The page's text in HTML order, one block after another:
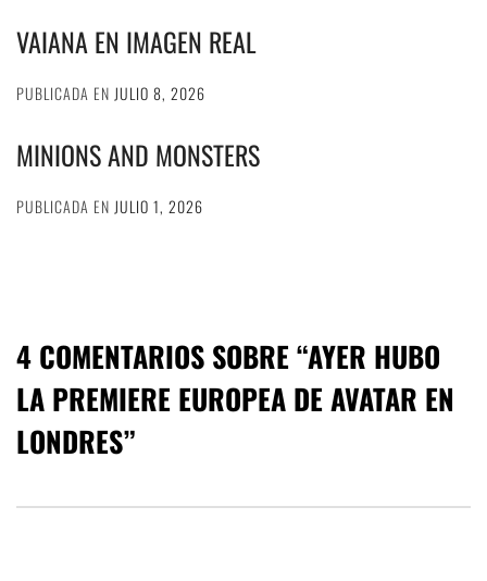
VAIANA EN IMAGEN REAL
PUBLICADA EN JULIO 8, 2026
MINIONS AND MONSTERS
PUBLICADA EN JULIO 1, 2026
4 COMENTARIOS SOBRE “AYER HUBO
LA PREMIERE EUROPEA DE AVATAR EN
LONDRES”